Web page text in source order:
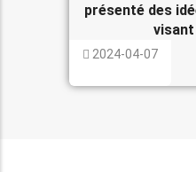
présenté des
visant
2024-04-07